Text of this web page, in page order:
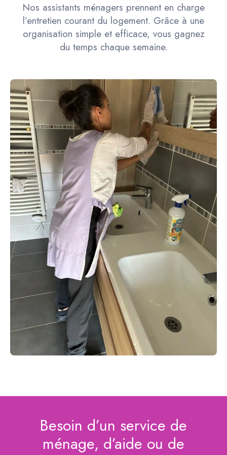
Nos assistants ménagers prennent en charge
l’entretien courant du logement. Grâce à une
organisation simple et efficace, vous gagnez
du temps chaque semaine.
Besoin d’un service de
ménage, d’aide ou de